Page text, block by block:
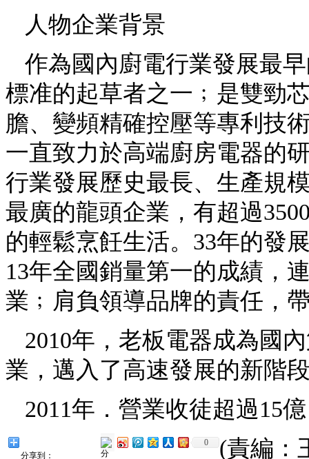
人物企業背景
作為國內廚電行業發展最
標准的起草者之一﹔是雙勁
膽、變頻精確控壓等專利技
一直致力於高端廚房電器的
行業發展歷史最長、生產規
最廣的龍頭企業，有超過
的輕鬆烹飪生活。33年的發
13年全國銷量第一的成績，
業﹔肩負領導品牌的責任，
2010年，老板電器成為國
業，邁入了高速發展的新階
2011年．營業收徒超過15
分享到：
0 (責編：